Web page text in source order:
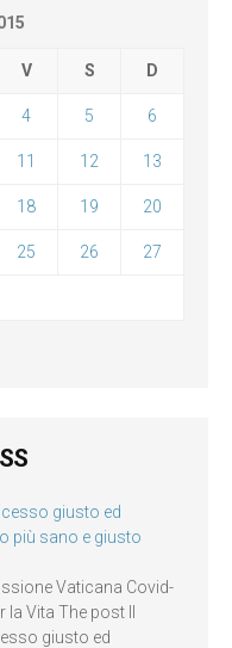
V S D
4 5 6
11 12 13
18 19 20
25 26 27
giusto ed
più sano e giusto
Vaticana Covid-
Vita The post Il
giusto ed